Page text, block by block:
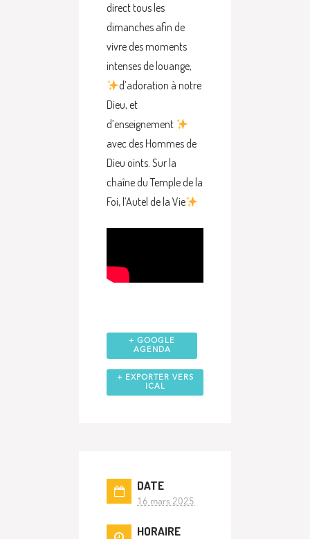
direct tous les
dimanches afin de
vivre des moments
intenses de louange,
d’adoration à notre
Dieu, et
d’enseignement
avec des Hommes de
Dieu oints. Sur la
chaîne du Temple de la
Foi, l’Autel de la Vie
+ GOOGLE
AGENDA
+ EXPORTER VERS
ICAL
DATE
16 mars 2025
HORAIRE